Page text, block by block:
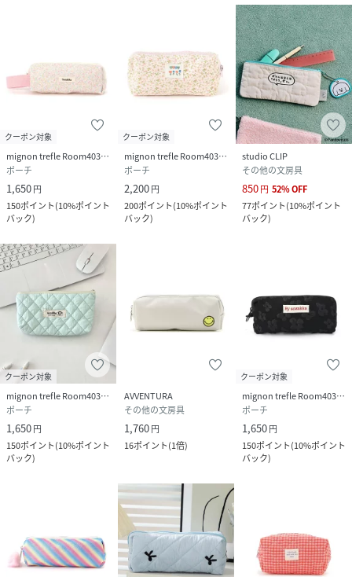
クーポン対象
mignon trefle Room403 selected
ポーチ
1,650円
150ポイント(10%ポイント
バック)
クーポン対象
mignon trefle Room403 selected
ポーチ
2,200円
200ポイント(10%ポイント
バック)
studio CLIP
その他の文房具
850円 52%OFF
77ポイント(10%ポイント
バック)
クーポン対象
mignon trefle Room403 selected
ポーチ
1,650円
150ポイント(10%ポイント
バック)
AVVENTURA
その他の文房具
1,760円
16ポイント(1倍)
クーポン対象
mignon trefle Room403 selected
ポーチ
1,650円
150ポイント(10%ポイント
バック)